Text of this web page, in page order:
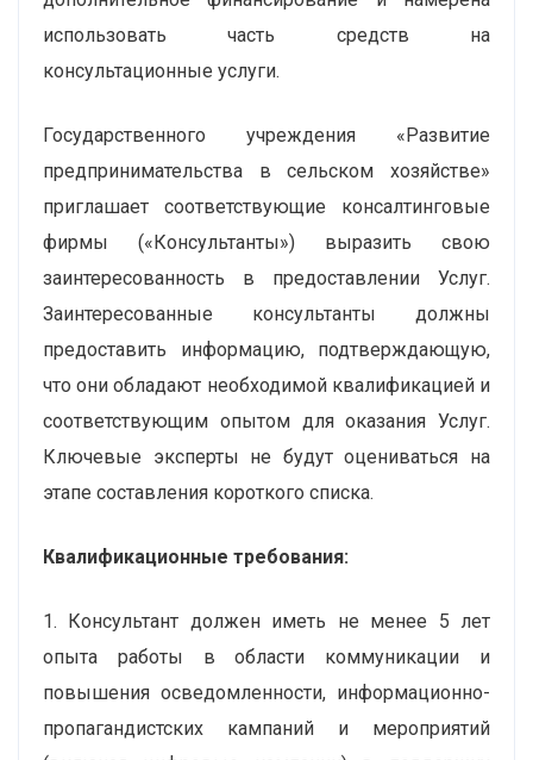
использовать часть средств на
консультационные услуги.
Государственного учреждения «Развитие
предпринимательства в сельском хозяйстве»
приглашает соответствующие консалтинговые
фирмы («Консультанты») выразить свою
заинтересованность в предоставлении Услуг.
Заинтересованные консультанты должны
предоставить информацию, подтверждающую,
что они обладают необходимой квалификацией и
соответствующим опытом для оказания Услуг.
Ключевые эксперты не будут оцениваться на
этапе составления короткого списка.
Квалификационные требования:
1. Консультант должен иметь не менее 5 лет
опыта работы в области коммуникации и
повышения осведомленности, информационно-
пропагандистских кампаний и мероприятий